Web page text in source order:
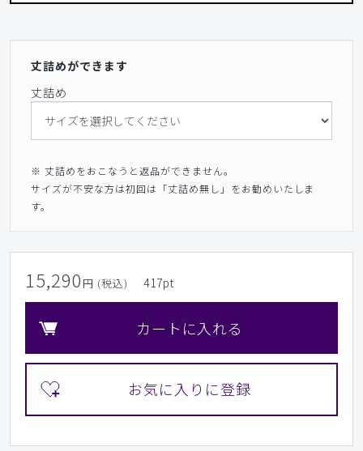
丈詰めができます
丈詰め
※ 丈詰めをおこなうと返品ができません。
サイズが不安な方は初回は「丈詰め無し」をお勧めいたしま
す。
15,290 円 (税込) 417pt
カートに入れる